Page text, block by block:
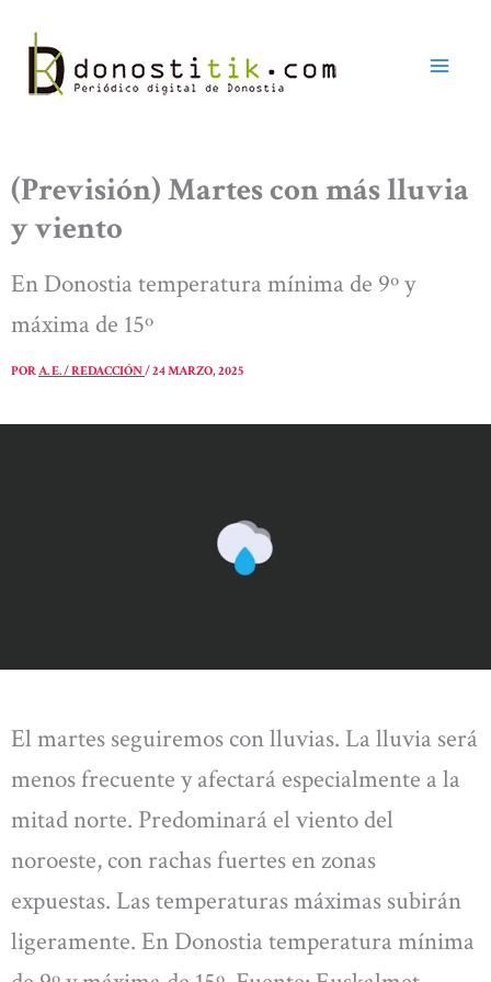
contenido
(Previsión) Martes con más lluvia
y viento
En Donostia temperatura mínima de 9º y
máxima de 15º
PORA. E. / REDACCIÓN/24 MARZO, 2025
El martes seguiremos con lluvias. La lluvia será
menos frecuente y afectará especialmente a la
mitad norte. Predominará el viento del
noroeste, con rachas fuertes en zonas
expuestas. Las temperaturas máximas subirán
ligeramente. En Donostia temperatura mínima